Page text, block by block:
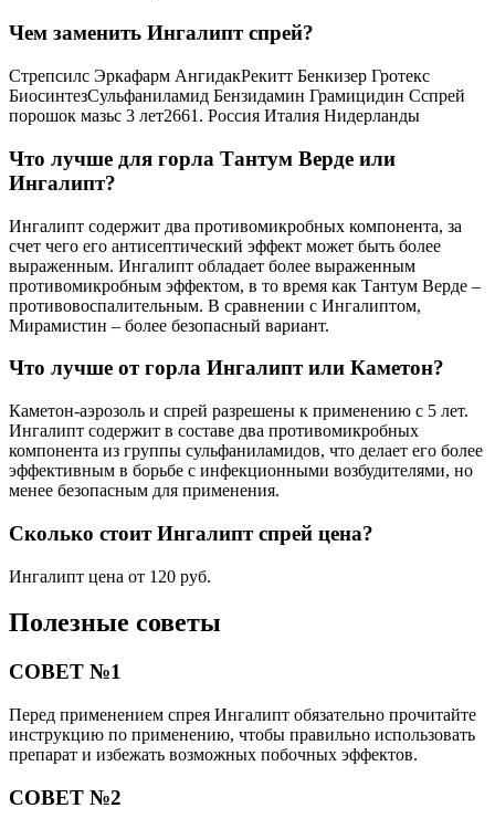
Чем заменить Ингалипт спрей?
Стрепсилс Эркафарм АнгидакРекитт Бенкизер Гротекс
БиосинтезСульфаниламид Бензидамин Грамицидин Сспрей
порошок мазьс 3 лет2661. Россия Италия Нидерланды
Что лучше для горла Тантум Верде или
Ингалипт?
Ингалипт содержит два противомикробных компонента, за
счет чего его антисептический эффект может быть более
выраженным. Ингалипт обладает более выраженным
противомикробным эффектом, в то время как Тантум Верде –
противовоспалительным. В сравнении с Ингалиптом,
Мирамистин – более безопасный вариант.
Что лучше от горла Ингалипт или Каметон?
Каметон-аэрозоль и спрей разрешены к применению с 5 лет.
Ингалипт содержит в составе два противомикробных
компонента из группы сульфаниламидов, что делает его более
эффективным в борьбе с инфекционными возбудителями, но
менее безопасным для применения.
Сколько стоит Ингалипт спрей цена?
Ингалипт цена от 120 руб.
Полезные советы
СОВЕТ №1
Перед применением спрея Ингалипт обязательно прочитайте
инструкцию по применению, чтобы правильно использовать
препарат и избежать возможных побочных эффектов.
СОВЕТ №2